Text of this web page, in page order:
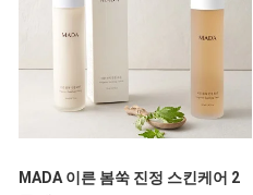
MADA 이른 봄쑥 진정 스킨케어 2